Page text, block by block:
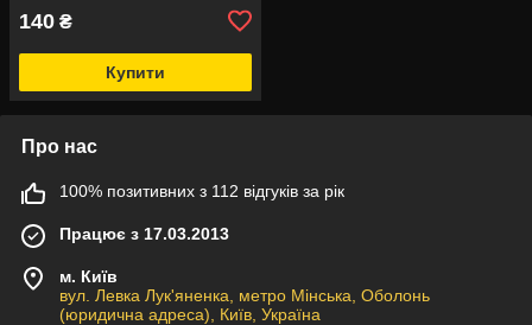
140 ₴
Купити
Про нас
100% позитивних з 112 відгуків за рік
Працює з 17.03.2013
м. Київ
вул. Левка Лук'яненка, метро Мінська, Оболонь
(юридична адреса), Київ, Україна